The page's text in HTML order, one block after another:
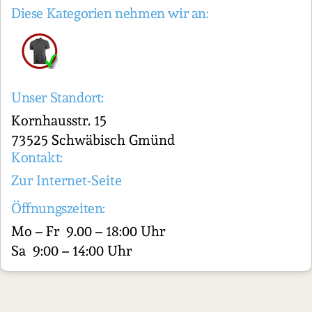
Diese Kategorien nehmen wir an:
Unser Standort:
Kornhausstr. 15
73525 Schwäbisch Gmünd
Kontakt:
Zur Internet-Seite
Öffnungszeiten:
Mo – Fr 9.00 – 18:00 Uhr
Sa 9:00 – 14:00 Uhr